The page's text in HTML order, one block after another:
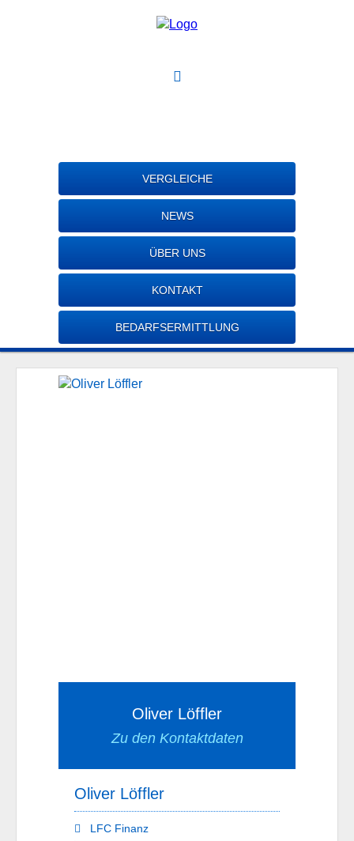
VERGLEICHE
NEWS
ÜBER UNS
KONTAKT
BEDARFSERMITTLUNG
Oliver Löffler
Zu den Kontaktdaten
Oliver Löffler
LFC Finanz